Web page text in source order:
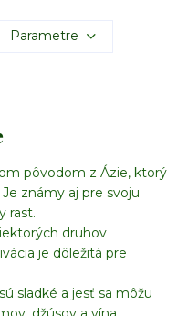
Parametre
pôvodom z Ázie, ktorý
známy aj pre svoju
rast.
druhov
je dôležitá pre
sladké a jesť sa môžu